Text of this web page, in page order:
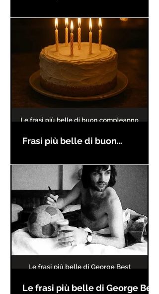
Frasi più belle di buon
Le frasi più belle di George Best